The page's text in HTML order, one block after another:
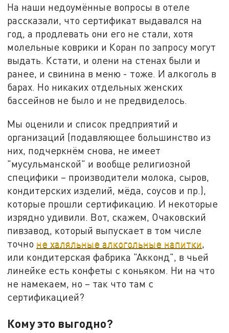
На наши недоумённые вопросы в отеле
рассказали, что сертификат выдавался на
год, а продлевать они его не стали, хотя
молельные коврики и Коран по запросу могут
выдать. Кстати, и олени на стенах были и
ранее, и свинина в меню - тоже. И алкоголь в
барах. Но никаких отдельных женских
бассейнов не было и не предвиделось.
Мы оценили и список предприятий и
организаций (подавляющее большинство из
них, подчеркнём снова, не имеет
"мусульманской" и вообще религиозной
специфики – производители молока, сыров,
кондитерских изделий, мёда, соусов и пр.),
которые прошли сертификацию. И некоторые
изрядно удивили. Вот, скажем, Очаковский
пивзавод, который выпускает в том числе
точно не халяльные алкогольные напитки
или кондитерская фабрика "Акконд", в чьей
линейке есть конфеты с коньяком. Ни на что
не намекаем, но – так что там с
сертификацией?
Кому это выгодно?